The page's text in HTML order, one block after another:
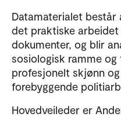
Datamaterialet
det praktiske
dokumenter, og blir
sosiologisk ramme
profesjonelt skjønn
forebyggende
Hovedveileder er